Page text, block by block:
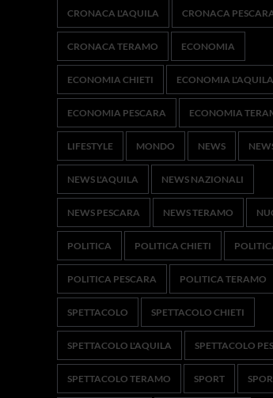
CRONACA L'AQUILA CRONACA
CRONACA TERAMO ECONOMIA
ECONOMIA CHIETI ECONOMIA L'AQUILA
ECONOMIA PESCARA ECONOMIA
LIFESTYLE MONDO NEWS
NEWS L'AQUILA NEWS NAZIONALI
NEWS PESCARA NEWS TERAMO
POLITICA POLITICA CHIETI
POLITICA PESCARA POLITICA TERAMO
SPETTACOLO SPETTACOLO CHIETI
SPETTACOLO L'AQUILA SPETTACOLO
SPETTACOLO TERAMO SPORT